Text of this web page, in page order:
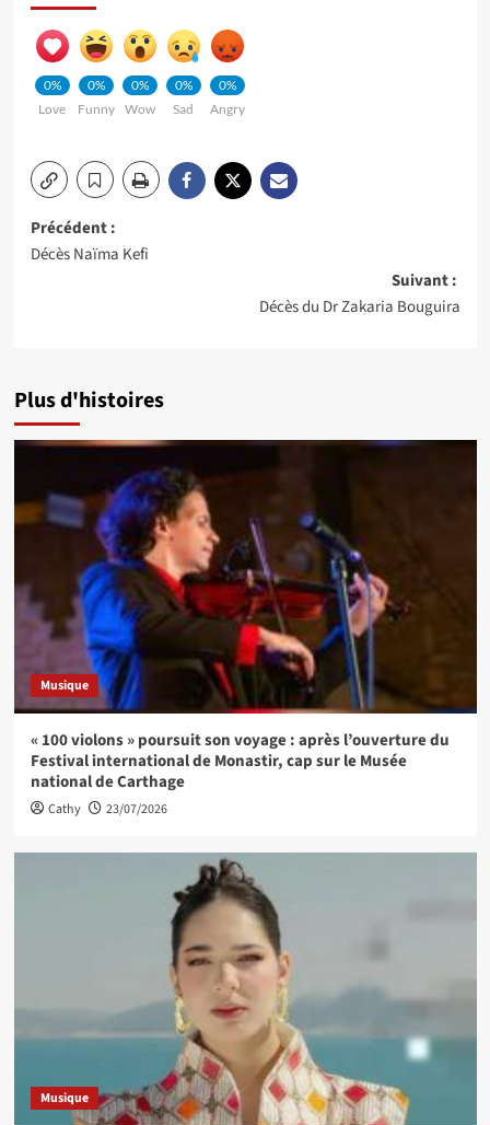
0%
Love
0%
Funny
0%
Wow
0%
Sad
0%
Angry
Navigation
Précédent :
Décès Naïma Kefi
Suivant :
Décès du Dr Zakaria Bouguira
Plus d'histoires
Musique
« 100 violons » poursuit son voyage : après l’ouverture du
Festival international de Monastir, cap sur le Musée
national de Carthage
Cathy 23/07/2026
Musique